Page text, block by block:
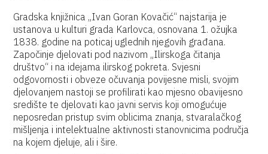
Gradska knjižnica „Ivan Goran Kovačić“ najstarija je
ustanova u kulturi grada Karlovca, osnovana 1. ožujka
1838. godine na poticaj uglednih njegovih građana.
Započinje djelovati pod nazivom „Ilirskoga čitanja
društvo“ i na idejama ilirskog pokreta. Svjesni
odgovornosti i obveze očuvanja povijesne misli, svojim
djelovanjem nastoji se profilirati kao mjesno obavijesno
središte te djelovati kao javni servis koji omogućuje
neposredan pristup svim oblicima znanja, stvaralačkog
mišljenja i intelektualne aktivnosti stanovnicima područja
na kojem djeluje, ali i šire.